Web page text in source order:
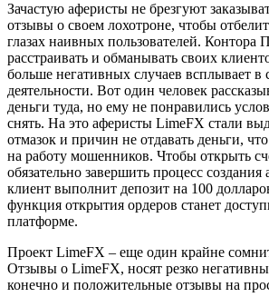
Зачастую аферисты не брезгуют
отзывы о своем лохотроне, чтобы
глазах наивных пользователей. Контора
расстраивать и обманывать своих
больше негативных случаев всплывает в
деятельности. Вот один человек
деньги туда, но ему не понравились
снять. На это аферисты LimeFX стали
отмазок и причин не отдавать деньги,
на работу мошенников. Чтобы открыть
обязательно завершить процесс создания
клиент выполнит депозит на 100
функция открытия ордеров станет
платформе.
Проект LimeFX – еще один крайне
Отзывы о LimeFX, носят резко
конечно и положительные отзывы на